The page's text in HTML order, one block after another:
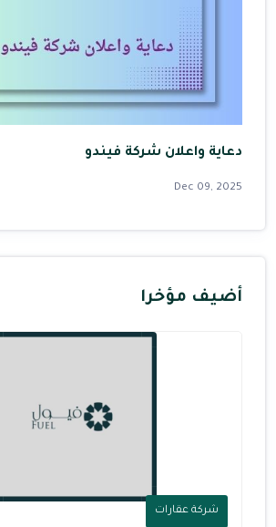
دعاية واعلان شركة فيندو
Dec 09, 2025
أضيف مؤخرا
شركة عقارات